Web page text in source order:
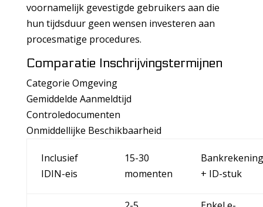
voornamelijk gevestigde gebruikers aan die
hun tijdsduur geen wensen investeren aan
procesmatige procedures.
Comparatie Inschrijvingstermijnen
Categorie Omgeving
Gemiddelde Aanmeldtijd
Controledocumenten
Onmiddellijke Beschikbaarheid
Inclusief
IDIN-eis
15-30
momenten
Bankrekening
+ ID-stuk